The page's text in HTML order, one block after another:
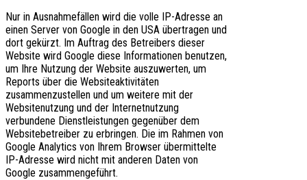
Nur in Ausnahmefällen wird die volle IP-Adresse an
einen Server von Google in den USA übertragen und
dort gekürzt. Im Auftrag des Betreibers dieser
Website wird Google diese Informationen benutzen,
um Ihre Nutzung der Website auszuwerten, um
Reports über die Websiteaktivitäten
zusammenzustellen und um weitere mit der
Websitenutzung und der Internetnutzung
verbundene Dienstleistungen gegenüber dem
Websitebetreiber zu erbringen. Die im Rahmen von
Google Analytics von Ihrem Browser übermittelte
IP-Adresse wird nicht mit anderen Daten von
Google zusammengeführt.